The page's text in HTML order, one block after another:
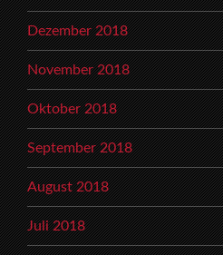
Dezember 2018
November 2018
Oktober 2018
September 2018
August 2018
Juli 2018